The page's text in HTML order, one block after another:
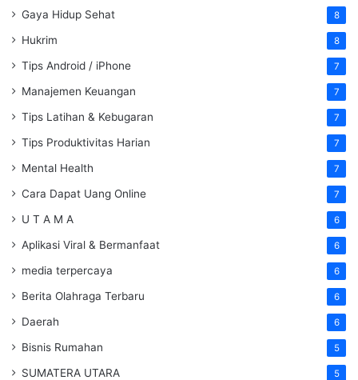
Gaya Hidup Sehat 8
Hukrim 8
Tips Android / iPhone 7
Manajemen Keuangan 7
Tips Latihan & Kebugaran 7
Tips Produktivitas Harian 7
Mental Health 7
Cara Dapat Uang Online 7
U T A M A 6
Aplikasi Viral & Bermanfaat 6
media terpercaya 6
Berita Olahraga Terbaru 6
Daerah 6
Bisnis Rumahan 5
SUMATERA UTARA 5